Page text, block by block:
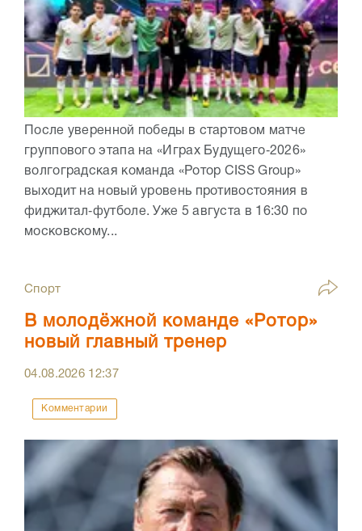
После уверенной победы в стартовом матче
группового этапа на «Играх Будущего‑2026»
волгоградская команда «Ротор CISS Group»
выходит на новый уровень противостояния в
фиджитал‑футболе. Уже 5 августа в 16:30 по
московскому...
Спорт
В молодёжной команде «Ротор»
новый главный тренер
04.08.2026 12:37
Комментарии